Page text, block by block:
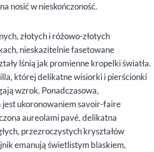
nosić w nieskończoność.
złotych i różowo-złotych
nieskazitelnie fasetowane
lśnią jak promienne kropelki światła.
której delikatne wisiorki i pierścionki
wzrok. Ponadczasowa,
jest ukoronowaniem savoir-faire
aureolami pavé, delikatna
przezroczystych kryształów
emanują świetlistym blaskiem,